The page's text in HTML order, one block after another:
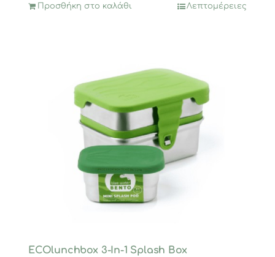
Προσθήκη στο καλάθι Λεπτομέρειες
ECOlunchbox 3-In-1 Splash Box